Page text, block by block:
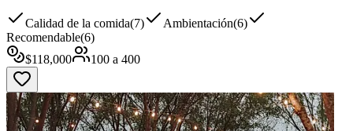
Calidad de la comida(7) Ambientación(6)
Recomendable(6)
$118,000 100 a 400